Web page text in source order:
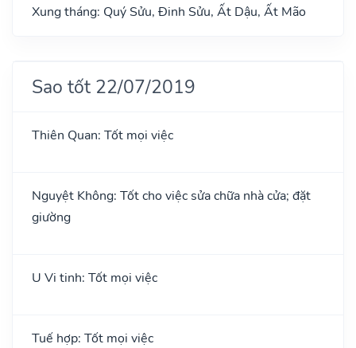
Xung tháng: Quý Sửu, Đinh Sửu, Ất Dậu, Ất Mão
Sao tốt 22/07/2019
Thiên Quan: Tốt mọi việc
Nguyệt Không: Tốt cho việc sửa chữa nhà cửa; đặt
giường
U Vi tinh: Tốt mọi việc
Tuế hợp: Tốt mọi việc